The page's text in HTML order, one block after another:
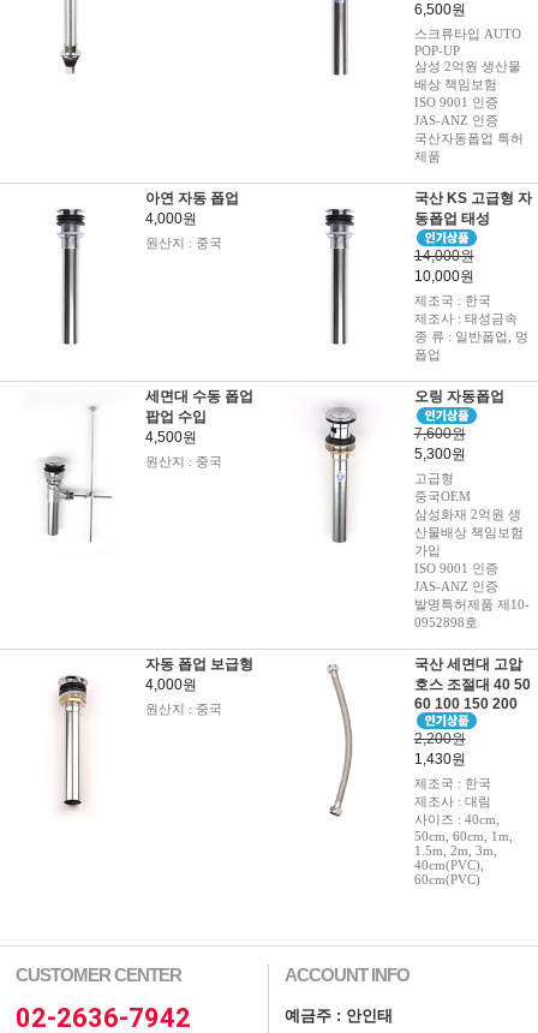
6,500원
스크류타입 AUTO
POP-UP
삼성 2억원 생산물
배상 책임보험
ISO 9001 인증
JAS-ANZ 인증
국산자동폽업 특허
제품
아연 자동 폽업
4,000원
원산지 : 중국
국산 KS 고급형 자
동폽업 태성
14,000원
10,000원
제조국 : 한국
제조사 : 태성금속
종 류 : 일반폽업, 멍
폽업
세면대 수동 폽업
팝업 수입
4,500원
원산지 : 중국
오링 자동폽업
7,600원
5,300원
고급형
중국OEM
삼성화재 2억원 생
산물배상 책임보험
가입
ISO 9001 인증
JAS-ANZ 인증
발명특허제품 제10-
0952898호
자동 폽업 보급형
4,000원
원산지 : 중국
국산 세면대 고압
호스 조절대 40 50
60 100 150 200
2,200원
1,430원
제조국 : 한국
제조사 : 대림
사이즈 : 40cm,
50cm, 60cm, 1m,
1.5m, 2m, 3m,
40cm(PVC),
60cm(PVC)
CUSTOMER CENTER
02-2636-7942
ACCOUNT INFO
예금주 : 안인태